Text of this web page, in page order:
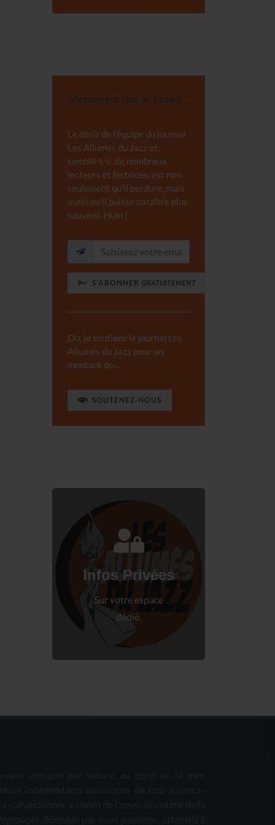
Abonnement libre au Journal
Le désir de l'équipe du journal
Les Allumés du Jazz et,
semble-t-il, de nombreux
lecteurs et lectrices, est non
seulement qu'il perdure, mais
aussi qu'il puisse paraître plus
souvent. Hum !
S'ABONNER GRATUITEMENT
Ou, je soutiens le journal Les
Allumés du Jazz pour un
montant de...
SOUTENEZ-NOUS
Infos Privées
Sur votre espace
dédié.
Connectez-vous